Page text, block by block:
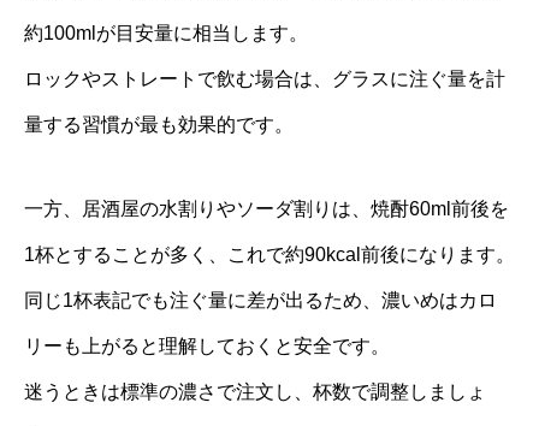
約100mlが目安量に相当します。
ロックやストレートで飲む場合は、グラスに注ぐ量を計
量する習慣が最も効果的です。
一方、居酒屋の水割りやソーダ割りは、焼酎60ml前後を
1杯とすることが多く、これで約90kcal前後になります。
同じ1杯表記でも注ぐ量に差が出るため、濃いめはカロ
リーも上がると理解しておくと安全です。
迷うときは標準の濃さで注文し、杯数で調整しましょ